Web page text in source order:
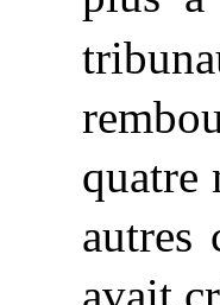
quatre
autres
avait